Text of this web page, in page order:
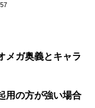
メガ奥義とキャラ
用の方が強い場合